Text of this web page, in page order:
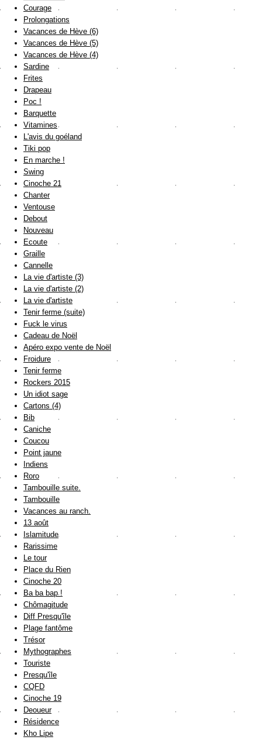
Courage
Prolongations
Vacances de Hève (6)
Vacances de Hève (5)
Vacances de Hève (4)
Sardine
Frites
Drapeau
Poc !
Barquette
Vitamines
L'avis du goéland
Tiki pop
En marche !
Swing
Cinoche 21
Chanter
Ventouse
Debout
Nouveau
Ecoute
Graille
Cannelle
La vie d'artiste (3)
La vie d'artiste (2)
La vie d'artiste
Tenir ferme (suite)
Fuck le virus
Cadeau de Noël
Apéro expo vente de Noël
Froidure
Tenir ferme
Rockers 2015
Un idiot sage
Cartons (4)
Bib
Caniche
Coucou
Point jaune
Indiens
Roro
Tambouille suite.
Tambouille
Vacances au ranch.
13 août
Islamitude
Rarissime
Le tour
Place du Rien
Cinoche 20
Ba ba bap !
Chômagitude
Diff Presqu'île
Plage fantôme
Trésor
Mythographes
Touriste
Presqu'île
CQFD
Cinoche 19
Deoueur
Résidence
Kho Lipe